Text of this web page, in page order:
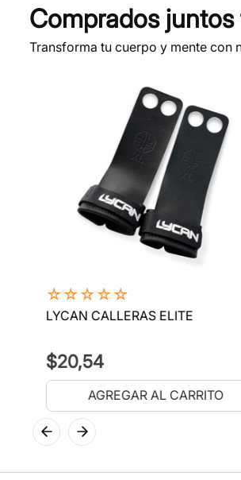
Comprados
Transforma tu cuerpo y mente con
☆☆☆☆☆
LYCAN CALLERAS ELITE
$20,54
AGREGAR AL CARRITO